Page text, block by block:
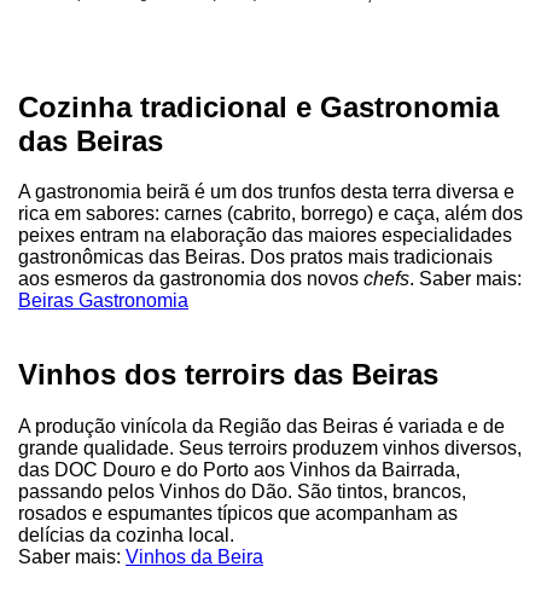
Cozinha tradicional e Gastronomia
das Beiras
A gastronomia beirã é um dos trunfos desta terra diversa e
rica em sabores: carnes (cabrito, borrego) e caça, além dos
peixes entram na elaboração das maiores especialidades
gastronômicas das Beiras. Dos pratos mais tradicionais
aos esmeros da gastronomia dos novos chefs. Saber mais:
Beiras Gastronomia
Vinhos dos terroirs das Beiras
A produção vinícola da Região das Beiras é variada e de
grande qualidade. Seus terroirs produzem vinhos diversos,
das DOC Douro e do Porto aos Vinhos da Bairrada,
passando pelos Vinhos do Dão. São tintos, brancos,
rosados e espumantes típicos que acompanham as
delícias da cozinha local.
Saber mais: Vinhos da Beira